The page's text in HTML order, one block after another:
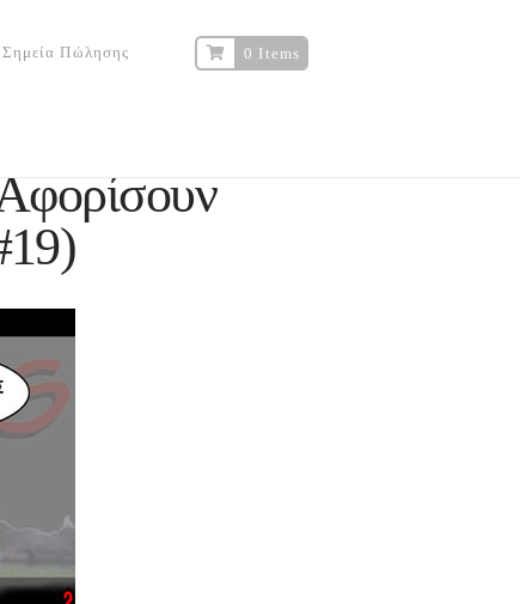
Σημεία Πώλησης 0 Items